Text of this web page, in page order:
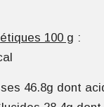
100 g :
46.8g dont